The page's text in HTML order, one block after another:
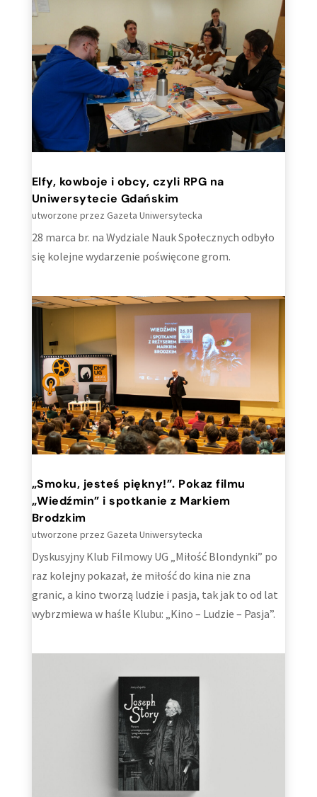
Elfy, kowboje i obcy, czyli RPG na
Uniwersytecie Gdańskim
utworzone przez Gazeta Uniwersytecka
28 marca br. na Wydziale Nauk Społecznych odbyło
się kolejne wydarzenie poświęcone grom.
„Smoku, jesteś piękny!”. Pokaz filmu
„Wiedźmin” i spotkanie z Markiem
Brodzkim
utworzone przez Gazeta Uniwersytecka
Dyskusyjny Klub Filmowy UG „Miłość Blondynki” po
raz kolejny pokazał, że miłość do kina nie zna
granic, a kino tworzą ludzie i pasja, tak jak to od lat
wybrzmiewa w haśle Klubu: „Kino – Ludzie – Pasja”.